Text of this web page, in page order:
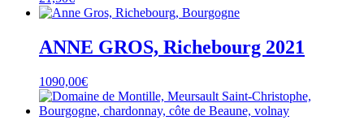
ANNE GROS, Richebourg 2021
1090,00€